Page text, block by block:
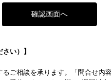
い）】
ご相談を承ります。「問合せ内